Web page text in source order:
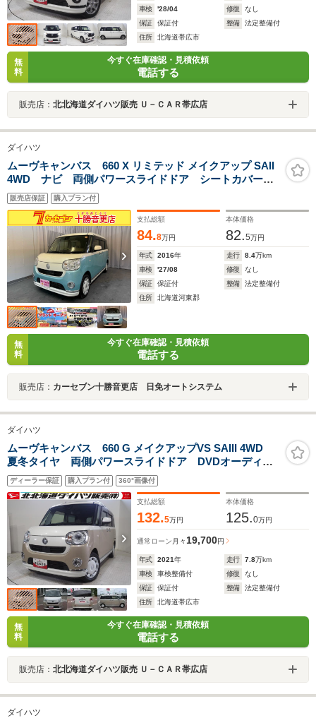
車検
'28/04 修復
なし
保証
保証付 整備
法定整備付
住所
北海道帯広市
無
料
今すぐ在庫確認・見積依頼
電話する
販売店： 北北海道ダイハツ販売 Ｕ－ＣＡＲ帯広店
ダイハツ
ムーヴキャンバス 660 X リミテッド メイクアップ SAII
4WD ナビ 両側パワースライドドア シートカバー
フォグランプ プッシュスタート オートエアコン 純
正ホイールキャップ
販売店保証 購入プラン付
支払総額
84.8万円
本体価格
82.5万円
年式 2016年 走行 8.4万km
車検
'27/08 修復
なし
保証
保証付 整備
法定整備付
住所
北海道河東郡
無
料
今すぐ在庫確認・見積依頼
電話する
販売店： カーセブン十勝音更店 日免オートシステム
ダイハツ
ムーヴキャンバス 660 G メイクアップVS SAIII 4WD
夏冬タイヤ 両側パワースライドドア DVDオーディ
オ パノラマモニター 運転席シートヒーター LEDヘ
ッドライト オートライト オートエアコン アイドリ
ングストップ
ディーラー保証 購入プラン付 360°画像付
支払総額
132.5万円
本体価格
125.0万円
通常ローン 月々 19,700円
年式 2021年 走行 7.8万km
車検
車検整備付 修復
なし
保証
保証付 整備
法定整備付
住所
北海道帯広市
無
料
今すぐ在庫確認・見積依頼
電話する
販売店： 北北海道ダイハツ販売 Ｕ－ＣＡＲ帯広店
ダイハツ